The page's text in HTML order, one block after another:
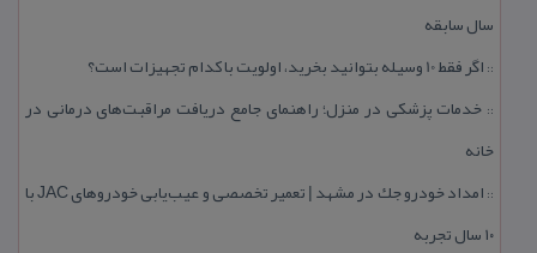
سال سابقه
:: اگر فقط 10 وسیله بتوانید بخرید، اولویت با كدام تجهیزات است؟
:: خدمات پزشكی در منزل؛ راهنمای جامع دریافت مراقبت‌های درمانی در
خانه
::
امداد خودرو جك در مشهد | تعمیر تخصصی و عیب‌یابی خودروهای JAC با
۱۰ سال تجربه